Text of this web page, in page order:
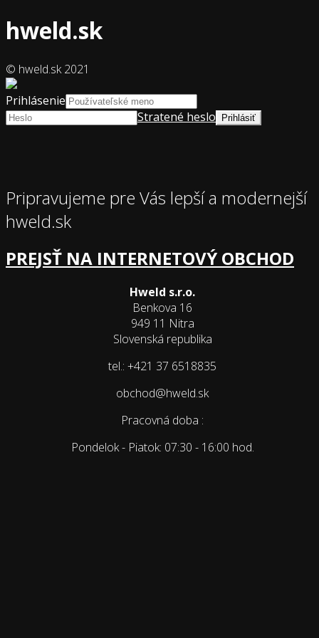
hweld.sk
Pripravujeme pre Vás lepší a modernejší
hweld.sk
PREJSŤ NA INTERNETOVÝ OBCHOD
Hweld s.r.o.
Benkova 16
949 11 Nitra
Slovenská republika
tel.: +421 37 6518835
obchod@hweld.sk
Pracovná doba :
Pondelok - Piatok: 07:30 - 16:00 hod.
© hweld.sk 2021
Prihlásenie
Stratené heslo